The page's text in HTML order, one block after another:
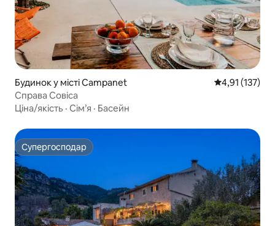
Будинок у місті Campanet Середня
4,91 (137)
Справа Совіса
Ціна/якість · Сім’я · Басейн
Супергосподар
Супергосподар